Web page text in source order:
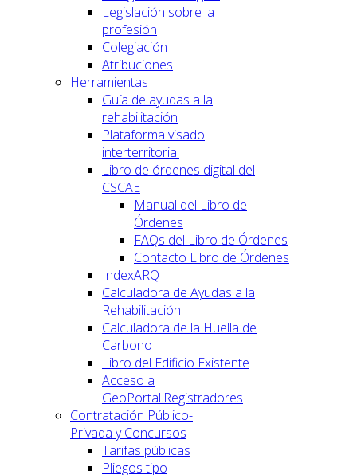
Legislación sobre la
profesión
Colegiación
Atribuciones
Herramientas
Guía de ayudas a la
rehabilitación
Plataforma visado
interterritorial
Libro de órdenes digital del
CSCAE
Manual del Libro de
Órdenes
FAQs del Libro de Órdenes
Contacto Libro de Órdenes
IndexARQ
Calculadora de Ayudas a la
Rehabilitación
Calculadora de la Huella de
Carbono
Libro del Edificio Existente
Acceso a
GeoPortal.Registradores
Contratación Público-
Privada y Concursos
Tarifas públicas
Pliegos tipo